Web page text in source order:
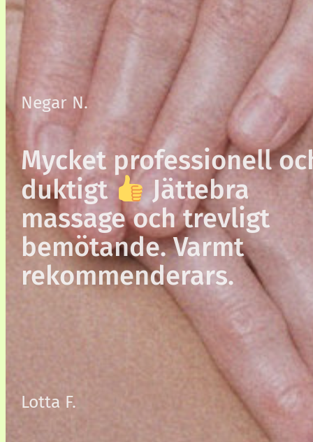
Negar N.
Mycket professionell
duktigt
Jättebra
massage och trevligt
bemötande. Varmt
rekommenderars.
Lotta F.